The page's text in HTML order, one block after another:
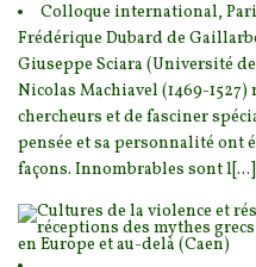
Colloque international,
Frédérique Dubard de
Giuseppe Sciara (Université
Nicolas Machiavel (1469-1527)
chercheurs et de fasciner
pensée et sa personnalité ont
façons. Innombrables sont l[...]